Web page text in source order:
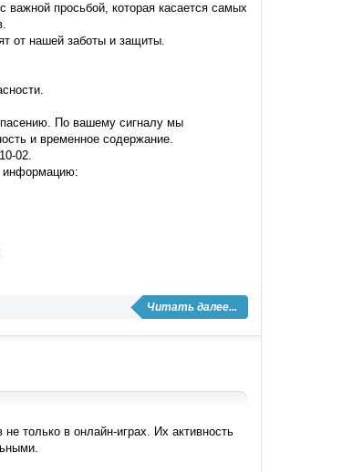
просьбой, которая касается самых
от нашей заботы и защиты.
По вашему сигналу мы
и временное содержание.
02.
информацию:
Читать далее...
только в онлайн-играх. Их активность